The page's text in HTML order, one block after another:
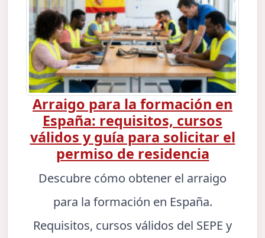
Arraigo para la formación en
España: requisitos, cursos
válidos y guía para solicitar el
permiso de residencia
Descubre cómo obtener el arraigo
para la formación en España.
Requisitos, cursos válidos del SEPE y